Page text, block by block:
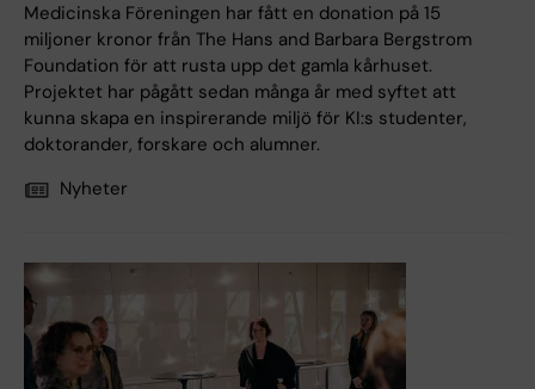
Medicinska Föreningen har fått en donation på 15
miljoner kronor från The Hans and Barbara Bergstrom
Foundation för att rusta upp det gamla kårhuset.
Projektet har pågått sedan många år med syftet att
kunna skapa en inspirerande miljö för KI:s studenter,
doktorander, forskare och alumner.
Nyheter